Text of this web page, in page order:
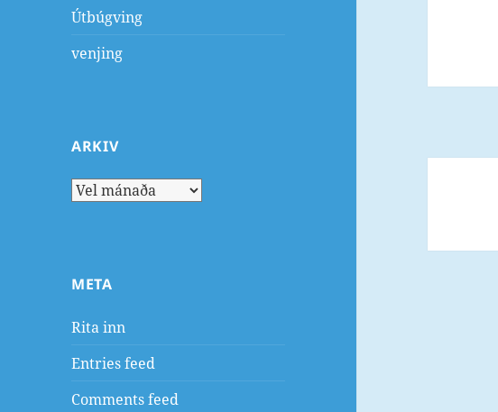
Útbúgving
venjing
ARKIV
Arkiv
META
Rita inn
Entries feed
Comments feed